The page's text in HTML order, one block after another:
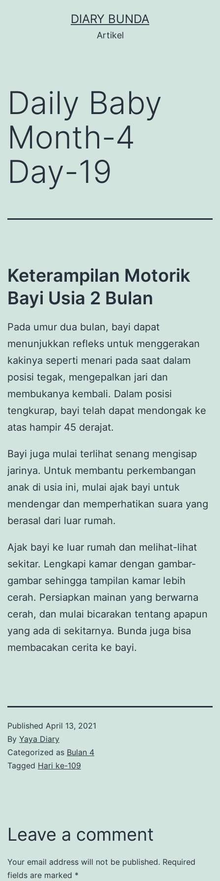
DIARY BUNDA
Artikel
Daily Baby
Month-4
Day-19
Keterampilan Motorik
Bayi Usia 2 Bulan
Pada umur dua bulan, bayi dapat
menunjukkan refleks untuk menggerakan
kakinya seperti menari pada saat dalam
posisi tegak, mengepalkan jari dan
membukanya kembali. Dalam posisi
tengkurap, bayi telah dapat mendongak ke
atas hampir 45 derajat.
Bayi juga mulai terlihat senang mengisap
jarinya. Untuk membantu perkembangan
anak di usia ini, mulai ajak bayi untuk
mendengar dan memperhatikan suara yang
berasal dari luar rumah.
Ajak bayi ke luar rumah dan melihat-lihat
sekitar. Lengkapi kamar dengan gambar-
gambar sehingga tampilan kamar lebih
cerah. Persiapkan mainan yang berwarna
cerah, dan mulai bicarakan tentang apapun
yang ada di sekitarnya. Bunda juga bisa
membacakan cerita ke bayi.
Published April 13, 2021
By Yaya Diary
Categorized as Bulan 4
Tagged Hari ke-109
Leave a comment
Your email address will not be published. Required
fields are marked *